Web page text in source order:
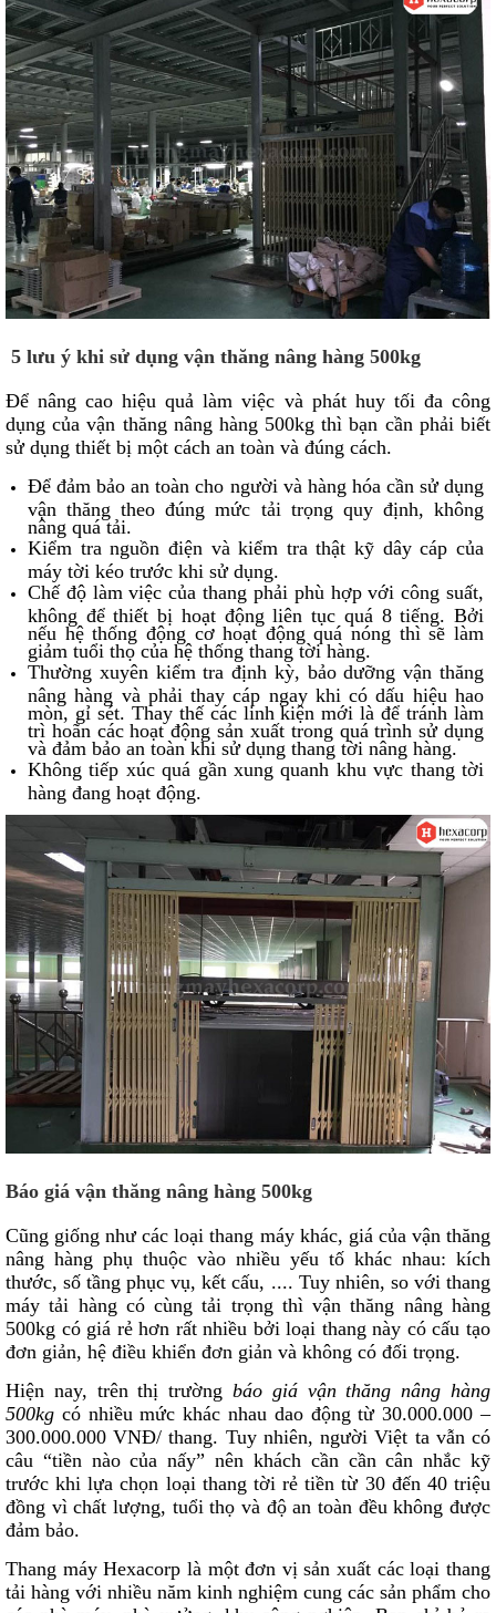
5 lưu ý khi sử dụng vận thăng nâng hàng 500kg
Để nâng cao hiệu quả làm việc và phát huy tối đa công
dụng của vận thăng nâng hàng 500kg thì bạn cần phải biết
sử dụng thiết bị một cách an toàn và đúng cách.
Để đảm bảo an toàn cho người và hàng hóa cần sử dụng
vận thăng theo đúng mức tải trọng quy định, không
nâng quá tải.
Kiểm tra nguồn điện và kiểm tra thật kỹ dây cáp của
máy tời kéo trước khi sử dụng.
Chế độ làm việc của thang phải phù hợp với công suất,
không để thiết bị hoạt động liên tục quá 8 tiếng. Bởi
nếu hệ thống động cơ hoạt động quá nóng thì sẽ làm
giảm tuổi thọ của hệ thống thang tời hàng.
Thường xuyên kiểm tra định kỳ, bảo dưỡng vận thăng
nâng hàng và phải thay cáp ngay khi có dấu hiệu hao
mòn, gỉ sét. Thay thế các linh kiện mới là để tránh làm
trì hoãn các hoạt động sản xuất trong quá trình sử dụng
và đảm bảo an toàn khi sử dụng thang tời nâng hàng.
Không tiếp xúc quá gần xung quanh khu vực thang tời
hàng đang hoạt động.
Báo giá vận thăng nâng hàng 500kg
Cũng giống như các loại thang máy khác, giá của vận thăng
nâng hàng phụ thuộc vào nhiều yếu tố khác nhau: kích
thước, số tầng phục vụ, kết cấu, .... Tuy nhiên, so với thang
máy tải hàng có cùng tải trọng thì vận thăng nâng hàng
500kg có giá rẻ hơn rất nhiều bởi loại thang này có cấu tạo
đơn giản, hệ điều khiển đơn giản và không có đối trọng.
Hiện nay, trên thị trường báo giá vận thăng nâng hàng
500kg có nhiều mức khác nhau dao động từ 30.000.000 –
300.000.000 VNĐ/ thang. Tuy nhiên, người Việt ta vẫn có
câu “tiền nào của nấy” nên khách cần cần cân nhắc kỹ
trước khi lựa chọn loại thang tời rẻ tiền từ 30 đến 40 triệu
đồng vì chất lượng, tuổi thọ và độ an toàn đều không được
đảm bảo.
Thang máy Hexacorp là một đơn vị sản xuất các loại thang
tải hàng với nhiều năm kinh nghiệm cung các sản phẩm cho